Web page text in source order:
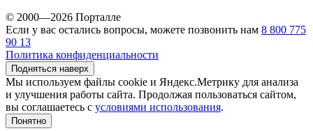
© 2000—2026 Порталле
Если у вас остались вопросы, можете позвонить нам 8 800 775
90 13
Политика конфиденциальности
Подняться наверх
Мы используем файлы cookie и Яндекс.Метрику для анализа
и улучшения работы сайта. Продолжая пользоваться сайтом,
вы соглашаетесь с условиями использования.
Понятно